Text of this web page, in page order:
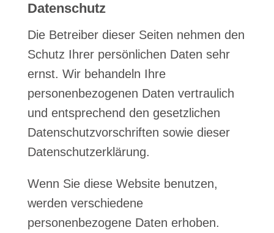
Datenschutz
Die Betreiber dieser Seiten nehmen den
Schutz Ihrer persönlichen Daten sehr
ernst. Wir behandeln Ihre
personenbezogenen Daten vertraulich
und entsprechend den gesetzlichen
Datenschutzvorschriften sowie dieser
Datenschutzerklärung.
Wenn Sie diese Website benutzen,
werden verschiedene
personenbezogene Daten erhoben.